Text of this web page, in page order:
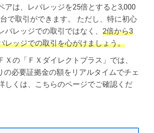
アは、レバレッジを25倍とすると3,000
で取引ができます。 ただし、特に初心
バレッジでの取引ではなく、 2倍から3
レッジでの取引を心がけましょう。
Ｘの「ＦＸダイレクトプラス」では、
の必要証拠金の額をリアルタイムでチェ
しくは、こちらのページでご確認くだ